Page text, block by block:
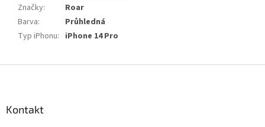
Značky:
Roar
Barva:
Průhledná
Typ iPhonu: iPhone 14 Pro
Kontakt